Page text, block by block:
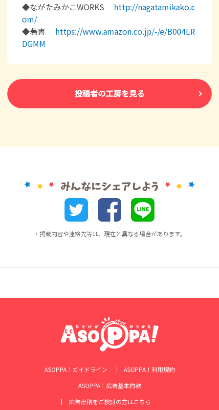
◆ながたみかこWORKS http://nagatamikako.c
om/
◆著書 https://www.amazon.co.jp/-/e/B004LR
DGMM
投稿者の工房を見る
・掲載内容や連絡先等は、現在と異なる場合があります。
ASOPPA！ガイドライン
ASOPPA！利用規約
ASOPPA！広告基本約款
広告出稿をご検討の方はこちら